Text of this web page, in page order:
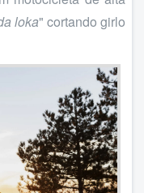
loka" cortando girlo